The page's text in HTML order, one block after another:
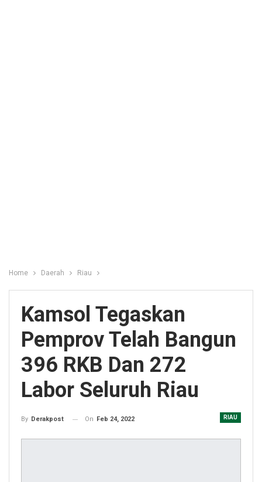
Home Daerah Riau
Kamsol Tegaskan
Pemprov Telah Bangun
396 RKB Dan 272
Labor Seluruh Riau
RIAU
By Derakpost On Feb 24, 2022